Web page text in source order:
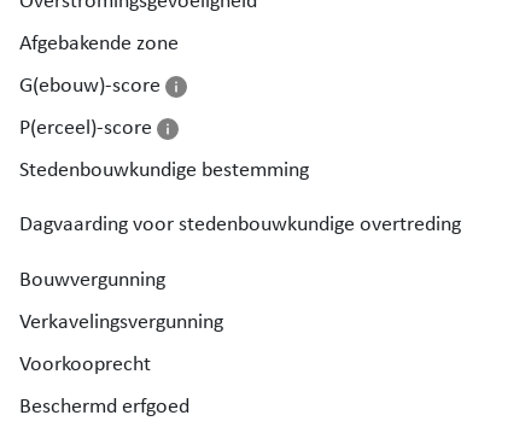
Afgebakende zone
G(ebouw)-score
P(erceel)-score
Stedenbouwkundige bestemming
Dagvaarding voor stedenbouwkundige overtreding
Bouwvergunning
Verkavelingsvergunning
Voorkooprecht
Beschermd erfgoed